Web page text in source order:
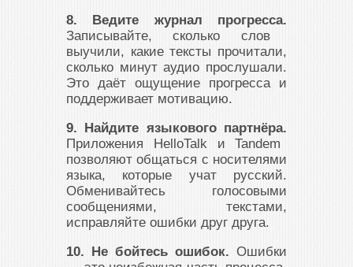
8. Ведите журнал прогресса.
Записывайте, сколько слов
выучили, какие тексты прочитали,
сколько минут аудио прослушали.
Это даёт ощущение прогресса и
поддерживает мотивацию.
9. Найдите языкового партнёра.
Приложения HelloTalk и Tandem
позволяют общаться с носителями
языка, которые учат русский.
Обменивайтесь голосовыми
сообщениями, текстами,
исправляйте ошибки друг друга.
10. Не бойтесь ошибок. Ошибки